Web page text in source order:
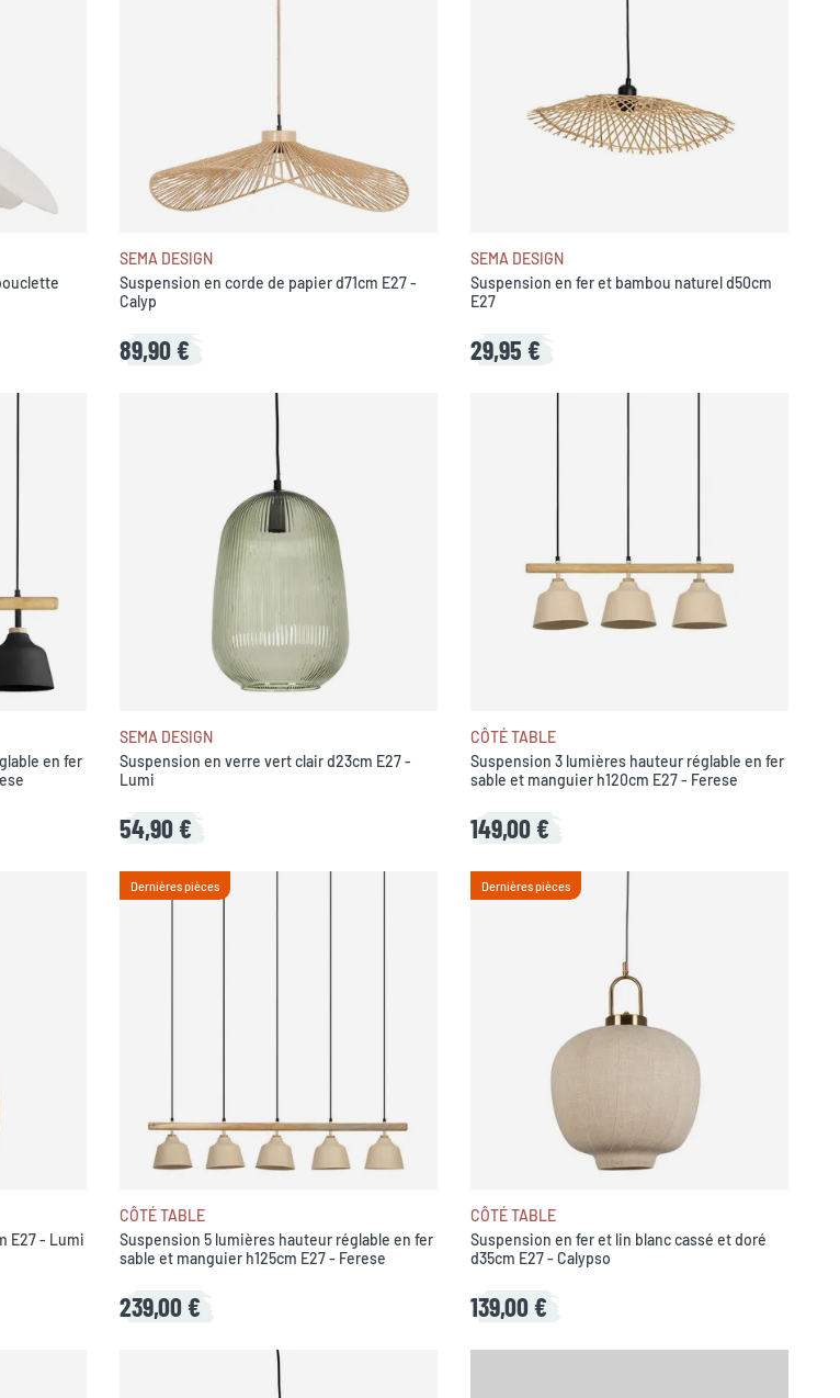
SEMA DESIGN
Suspension en corde de papier d71cm E27 -
Calyp
89,90 €
SEMA DESIGN
Suspension en fer et bambou naturel d50cm
E27
29,95 €
en fer
SEMA DESIGN
Suspension en verre vert clair d23cm E27 -
Lumi
54,90 €
CÔTÉ TABLE
Suspension 3 lumières hauteur réglable en fer
sable et manguier h120cm E27 - Ferese
149,00 €
E27 - Lumi
Dernières pièces
CÔTÉ TABLE
Suspension 5 lumières hauteur réglable en fer
sable et manguier h125cm E27 - Ferese
239,00 €
Dernières pièces
CÔTÉ TABLE
Suspension en fer et lin blanc cassé et doré
d35cm E27 - Calypso
139,00 €